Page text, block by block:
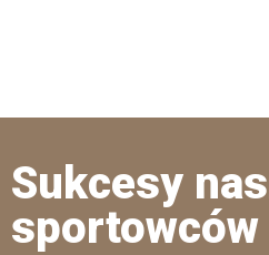
Sukcesy
sportowców